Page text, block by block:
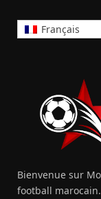
Français
Bienvenue sur
football